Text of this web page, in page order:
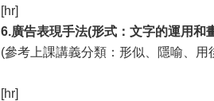
[hr]
6.廣告表現手法(形式：文字的運用和
(參考上課講義分類：形似、隱喻、
[hr]